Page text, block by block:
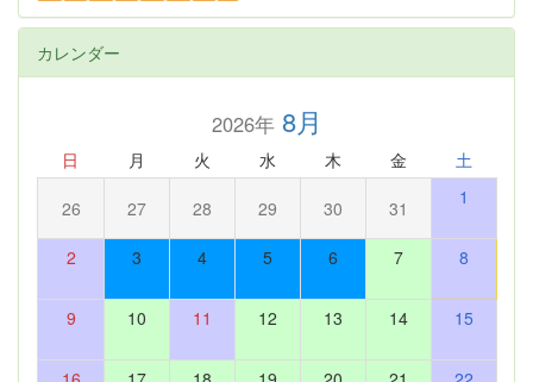
カレンダー
2026年8月
日 月 火 水 木 金 土
26 27 28 29 30 31 1
2 3 4 5 6 7 8
9 10 11 12 13 14 15